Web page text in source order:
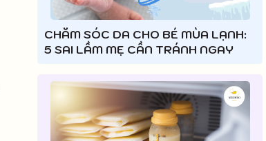
CHĂM SÓC DA CHO BÉ MÙA LẠNH:
5 SAI LẦM MẸ CẦN TRÁNH NGAY